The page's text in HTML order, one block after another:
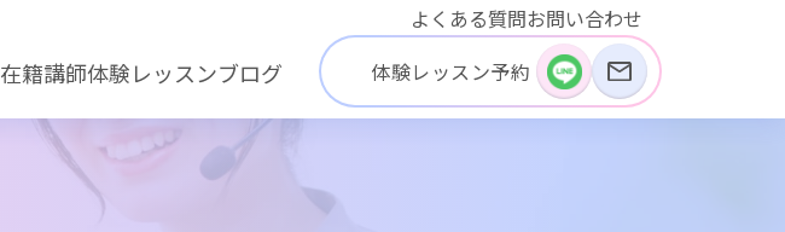
よくある質問お問い合わせ
在籍講師体験レッスンブログ 体験レッスン予約